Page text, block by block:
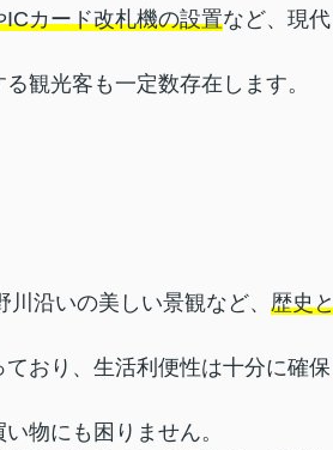
カード改札機の設置など、現代
観光客も一定数存在します。
沿いの美しい景観など、 歴史
おり、生活利便性は十分に確保
物にも困りません。